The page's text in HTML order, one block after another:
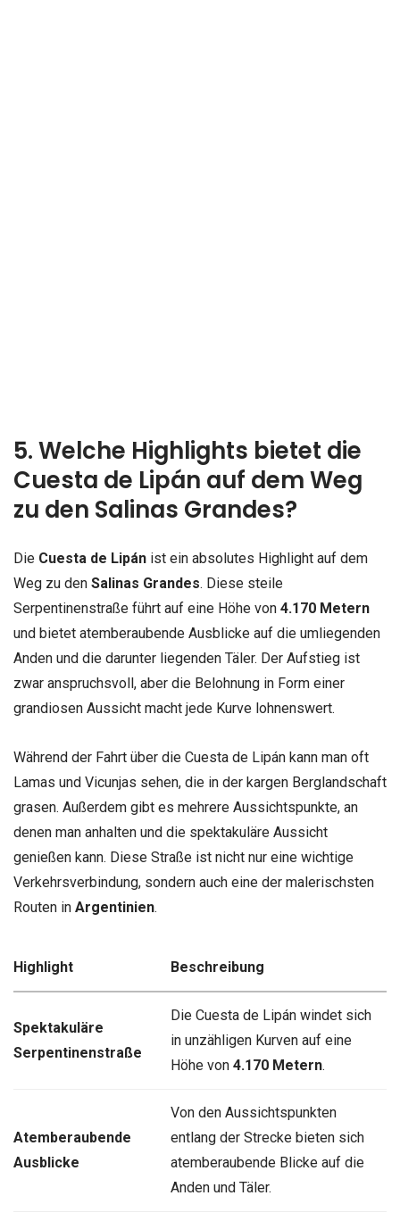
5. Welche Highlights bietet die
Cuesta de Lipán auf dem Weg
zu den Salinas Grandes?
Die Cuesta de Lipán ist ein absolutes Highlight auf dem
Weg zu den Salinas Grandes. Diese steile
Serpentinenstraße führt auf eine Höhe von 4.170 Metern
und bietet atemberaubende Ausblicke auf die umliegenden
Anden und die darunter liegenden Täler. Der Aufstieg ist
zwar anspruchsvoll, aber die Belohnung in Form einer
grandiosen Aussicht macht jede Kurve lohnenswert.
Während der Fahrt über die Cuesta de Lipán kann man oft
Lamas und Vicunjas sehen, die in der kargen Berglandschaft
grasen. Außerdem gibt es mehrere Aussichtspunkte, an
denen man anhalten und die spektakuläre Aussicht
genießen kann. Diese Straße ist nicht nur eine wichtige
Verkehrsverbindung, sondern auch eine der malerischsten
Routen in Argentinien.
Highlight Beschreibung
Spektakuläre
Serpentinenstraße
Die Cuesta de Lipán windet sich
in unzähligen Kurven auf eine
Höhe von 4.170 Metern.
Atemberaubende
Ausblicke
Von den Aussichtspunkten
entlang der Strecke bieten sich
atemberaubende Blicke auf die
Anden und Täler.